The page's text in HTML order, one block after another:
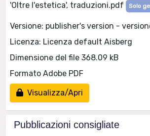
'Oltre l'estetica', traduzioni.pdf Solo
Versione: publisher's version -
Licenza: Licenza default Aisberg
Dimensione del file 368.09 kB
Formato Adobe PDF
Visualizza/Apri
Pubblicazioni consigliate